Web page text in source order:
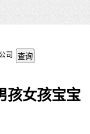
司
孩女孩宝宝